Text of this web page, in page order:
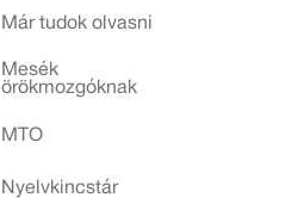
Már tudok olvasni
Mesék
örökmozgóknak
MTO
Nyelvkincstár